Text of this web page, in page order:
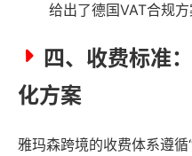
给出了德国VAT合规
四、收费标准
化方案
雅玛森跨境的收费体系遵